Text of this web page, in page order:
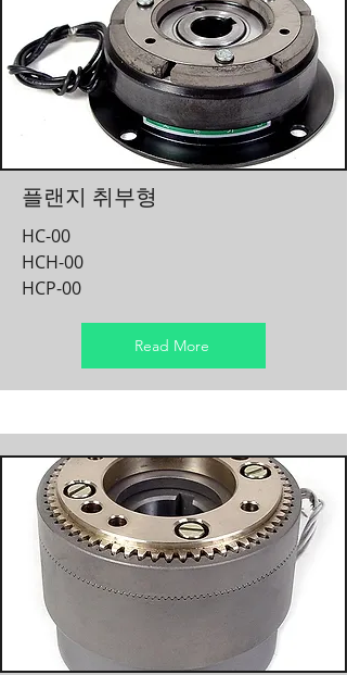
​플랜지 취부형
HC-00
HCH-00
HCP-00
Read More